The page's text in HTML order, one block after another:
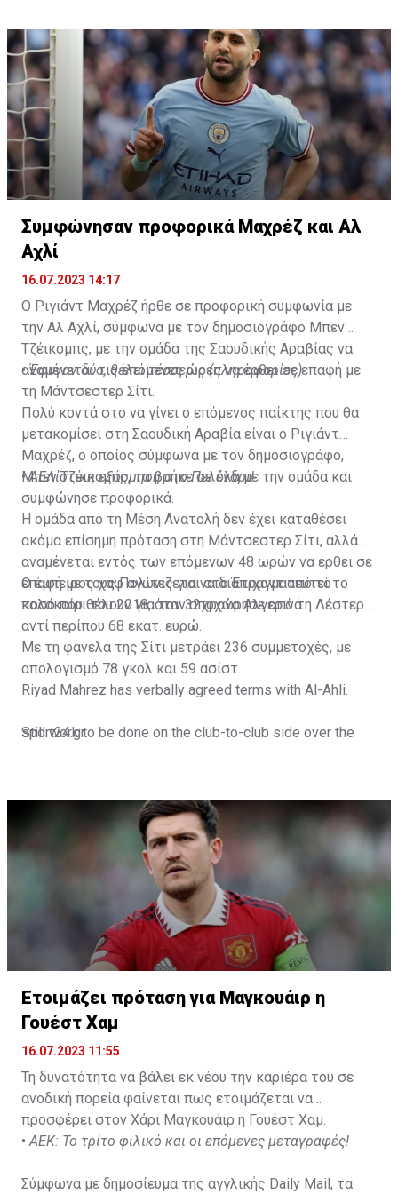
Συμφώνησαν προφορικά Μαχρέζ και Αλ
Αχλί
16.07.2023 14:17
Ο Ριγιάντ Μαχρέζ ήρθε σε προφορική συμφωνία με
την Αλ Αχλί, σύμφωνα με τον δημοσιογράφο Μπεν
Τζέικομπς, με την ομάδα της Σαουδικής Αραβίας να
αναμένεται τις επόμενες ώρες να έρθει σε επαφή με
τη Μάντσεστερ Σίτι.
•Έφυγαν δύο, θέλει τέσσερις (πληροφορίες)
Πολύ κοντά στο να γίνει ο επόμενος παίκτης που θα
μετακομίσει στη Σαουδική Αραβία είναι ο Ριγιάντ
Μαχρέζ, ο οποίος σύμφωνα με τον δημοσιογράφο,
Μπεν Τζέικομπς, τα βρήκε σε όλα με την ομάδα και
συμφώνησε προφορικά.
•ΑΕΛίστικη εξόρμηση στο Πελένδρι!
Η ομάδα από τη Μέση Ανατολή δεν έχει καταθέσει
ακόμα επίσημη πρόταση στη Μάντσεστερ Σίτι, αλλά
αναμένεται εντός των επόμενων 48 ωρών να έρθει σε
επαφή με τους Πολίτες για να διαπραγματευτεί το
ποσό που θέλουν για τον 32χρονο Αλγερινό.
Ο έμπειρος χαφ αγωνίζεται στο Έτιχαντ από το
καλοκαίρι του 2018, όταν αποχώρησε από τη Λέστερ
αντί περίπου 68 εκατ. ευρώ.
Με τη φανέλα της Σίτι μετράει 236 συμμετοχές, με
απολογισμό 78 γκολ και 59 ασίστ.
Riyad Mahrez has verbally agreed terms with Al-Ahli.
Still work to be done on the club-to-club side over the
Not a done deal yet, but Mahrez is keen on the move and
Al-Ahli hope to move fast.🇸🇦
pic.twitter.com/Z0SmniQXIP
— Ben Jacobs (@JacobsBen)
July 15, 2023
sport24.gr
Ετοιμάζει πρόταση για Μαγκουάιρ η
Γουέστ Χαμ
16.07.2023 11:55
Τη δυνατότητα να βάλει εκ νέου την καριέρα του σε
ανοδική πορεία φαίνεται πως ετοιμάζεται να
προσφέρει στον Χάρι Μαγκουάιρ η Γουέστ Χαμ.
•ΑΕΚ: Το τρίτο φιλικό και οι επόμενες μεταγραφές!
Σύμφωνα με δημοσίευμα της αγγλικής Daily Mail, τα